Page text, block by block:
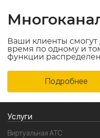
Ваши клиенты смогут
время по одному и
функции
Подробнее
Услуги
Виртуальная АТС